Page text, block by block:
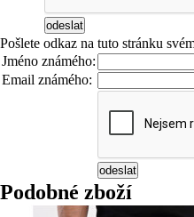
Pošlete odkaz na tuto stránku
Jméno známého:
Email známého:
Podobné zboží